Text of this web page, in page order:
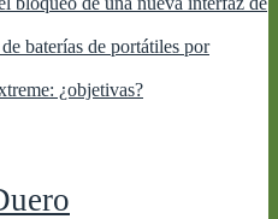
baterías de portátiles por
¿objetivas?